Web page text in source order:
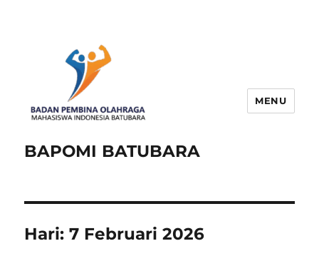
BAPOMI BATUBARA
MENU
Hari:7 Februari 2026